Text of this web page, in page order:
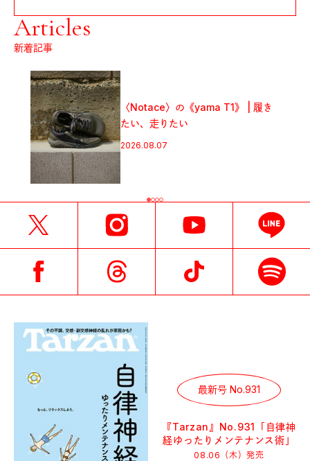
Articles
新着記事
〈Notace〉の《yama T1》 | 履き
たい、走りたい
2026.08.07
最新号 No.931
『Tarzan』No.931「自律神
経ゆったりメンテナンス術」
08.06（木）発売